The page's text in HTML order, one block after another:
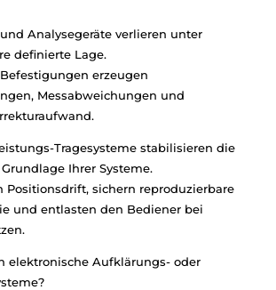
Analysegeräte verlieren unter
definierte Lage.
erzeugen
Messabweichungen und
Tragesysteme stabilisieren die
Ihrer Systeme.
Positionsdrift, sichern reproduzierbare
und entlasten den Bediener bei
elektronische Aufklärungs- oder